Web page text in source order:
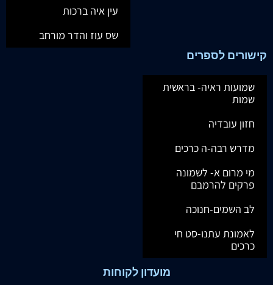
עין איה ברכות
שס עוז והדר מורחב
קישורים לספרים
שמועות ראיה- בראשית
שמות
חזון עובדיה
מדרש רבה-ה כרכים
מי מרום א- לשמונה
פרקים להרמבם
לב השמים-חנוכה
לאמונת עתנו-סט חי
כרכים
מועדון לקוחות